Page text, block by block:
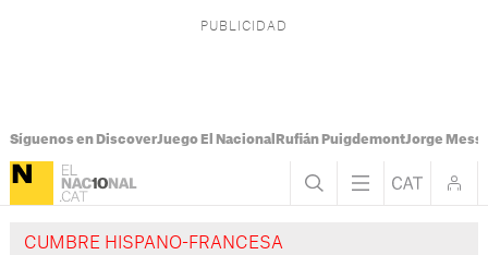
Síguenos en DiscoverJuego El Nacional Rufián PuigdemontJorge Messi
CUMBRE HISPANO-FRANCESA